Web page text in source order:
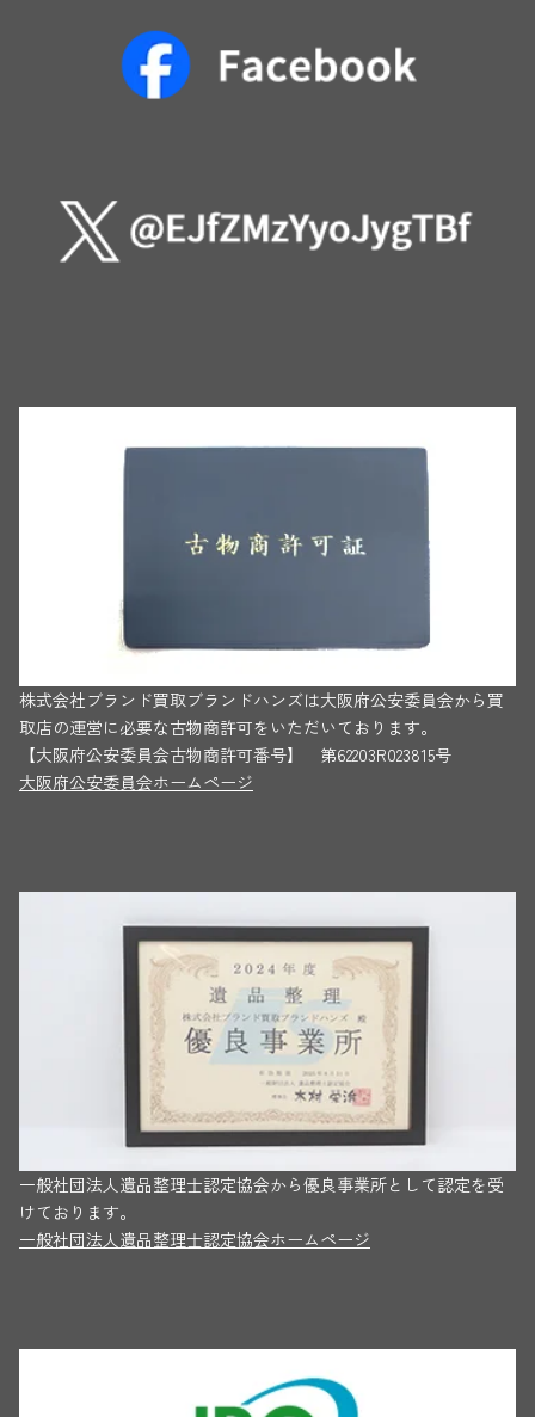
株式会社ブランド買取ブランドハンズは大阪府公安委員会から買
取店の運営に必要な古物商許可をいただいております。
【大阪府公安委員会古物商許可番号】 第62203R023815号
大阪府公安委員会ホームページ
一般社団法人遺品整理士認定協会から優良事業所として認定を受
けております。
一般社団法人遺品整理士認定協会ホームページ